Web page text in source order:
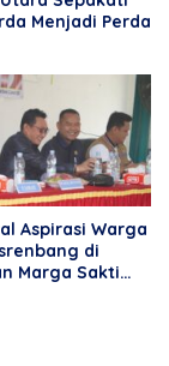
Menjadi Perda
Aspirasi Warga
di